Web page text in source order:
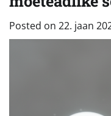
Posted on 22. jaan